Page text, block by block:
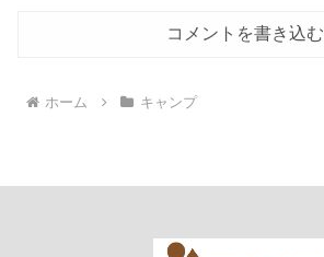
コメントを書き込む
ホーム キャンプ